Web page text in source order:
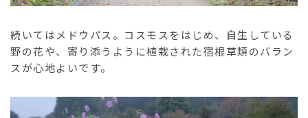
続いてはメドウパス。コスモスをはじめ、自生している
野の花や、寄り添うように植栽された宿根草類のバラン
スが心地よいです。